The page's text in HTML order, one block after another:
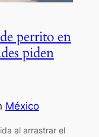
perrito en
piden
México
al arrastrar el